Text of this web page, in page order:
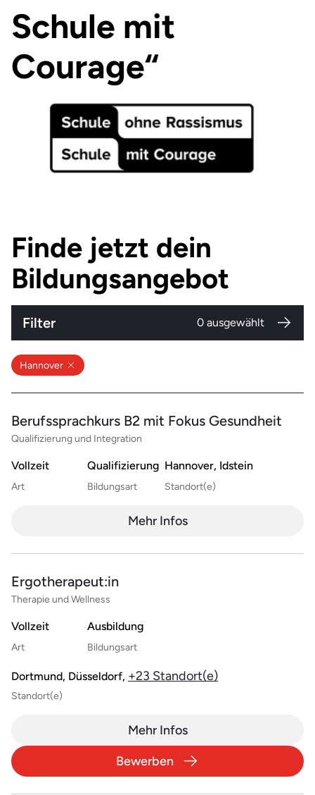
Schule mit
Courage“
Finde jetzt dein
Bildungsangebot
Filter 0 ausgewählt
Hannover
Berufssprachkurs B2 mit Fokus Gesundheit
Qualifizierung und Integration
Vollzeit
Art
Qualifizierung
Bildungsart
Hannover, Idstein
Standort(e)
Mehr Infos
Ergotherapeut:in
Therapie und Wellness
Vollzeit
Art
Ausbildung
Bildungsart
Dortmund, Düsseldorf, +23 Standort(e)
Standort(e)
Mehr Infos
Bewerben